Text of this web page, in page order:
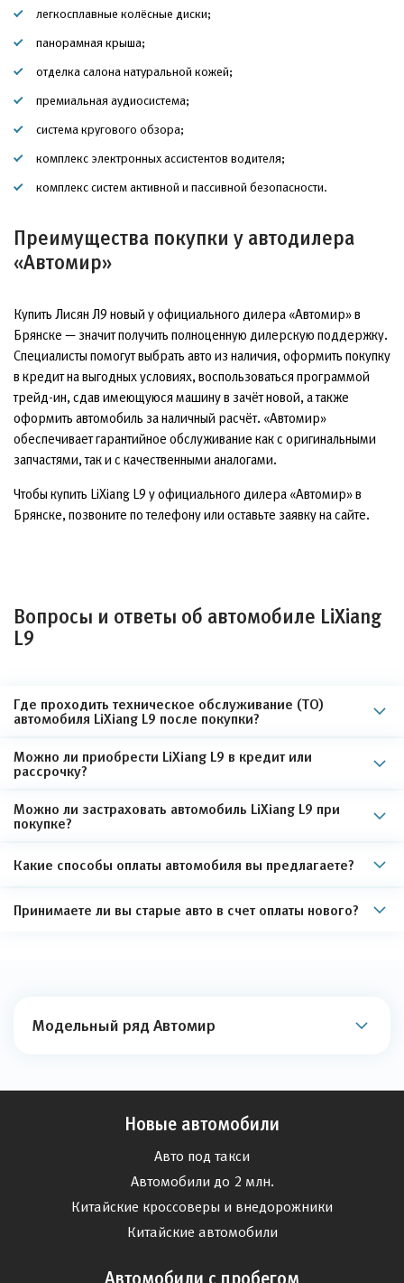
легкосплавные колёсные диски;
панорамная крыша;
отделка салона натуральной кожей;
премиальная аудиосистема;
система кругового обзора;
комплекс электронных ассистентов водителя;
комплекс систем активной и пассивной безопасности.
Преимущества покупки у автодилера
«Автомир»
Купить Лисян Л9 новый у официального дилера «Автомир» в
Брянске — значит получить полноценную дилерскую поддержку.
Специалисты помогут выбрать авто из наличия, оформить покупку
в кредит на выгодных условиях, воспользоваться программой
трейд-ин, сдав имеющуюся машину в зачёт новой, а также
оформить автомобиль за наличный расчёт. «Автомир»
обеспечивает гарантийное обслуживание как с оригинальными
запчастями, так и с качественными аналогами.
Чтобы купить LiXiang L9 у официального дилера «Автомир» в
Брянске, позвоните по телефону или оставьте заявку на сайте.
Вопросы и ответы об автомобиле LiXiang
L9
Где проходить техническое обслуживание (ТО)
автомобиля LiXiang L9 после покупки?
Можно ли приобрести LiXiang L9 в кредит или
рассрочку?
Можно ли застраховать автомобиль LiXiang L9 при
покупке?
Какие способы оплаты автомобиля вы предлагаете?
Принимаете ли вы старые авто в счет оплаты нового?
Модельный ряд Автомир
Новые автомобили
Авто под такси
Автомобили до 2 млн.
Китайские кроссоверы и внедорожники
Китайские автомобили
Автомобили с пробегом